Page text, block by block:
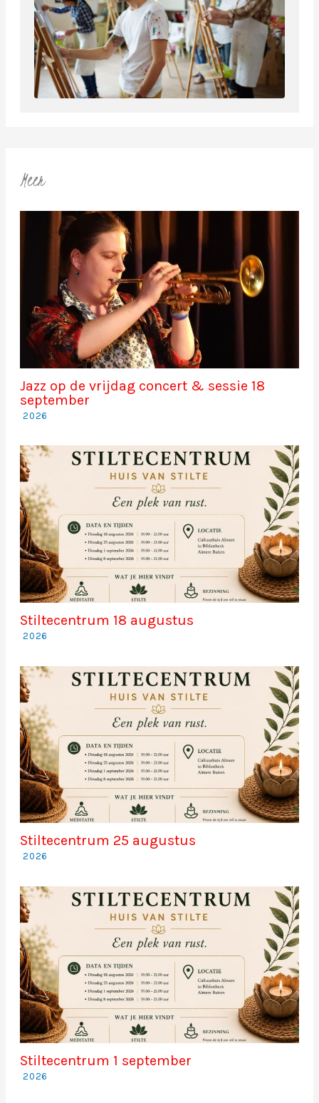
Meer
Jazz op de vrijdag concert & sessie 18
september
2026
Stiltecentrum 18 augustus
2026
Stiltecentrum 25 augustus
2026
Stiltecentrum 1 september
2026